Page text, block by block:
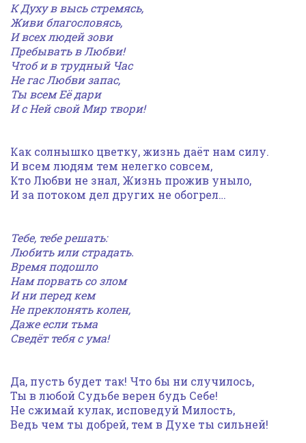
К Духу в высь стремясь,
Живи благословясь,
И всех людей зови
Пребывать в Любви!
Чтоб и в трудный Час
Не гас Любви запас,
Ты всем Её дари
И с Ней свой Мир твори!
Как солнышко цветку, жизнь даёт нам силу.
И всем людям тем нелегко совсем,
Кто Любви не знал, Жизнь прожив уныло,
И за потоком дел других не обогрел…
Тебе, тебе решать:
Любить или страдать.
Время подошло
Нам порвать со злом
И ни перед кем
Не преклонять колен,
Даже если тьма
Сведёт тебя с ума!
Да, пусть будет так! Что бы ни случилось,
Ты в любой Судьбе верен будь Себе!
Не сжимай кулак, исповедуй Милость,
Ведь чем ты добрей, тем в Духе ты сильней!